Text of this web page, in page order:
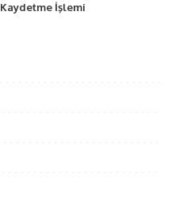
Kaydetme İşlemi